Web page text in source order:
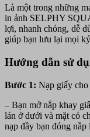
Là một trong những
in ảnh SELPHY
lợi, nhanh chóng, dễ
giúp bạn lưu lại mọi
Hướng dẫn sử
Bước 1: Nạp giấy cho
– Bạn mở nắp khay
lán ở dưới và mặt có
nạp đầy bạn đóng nắp